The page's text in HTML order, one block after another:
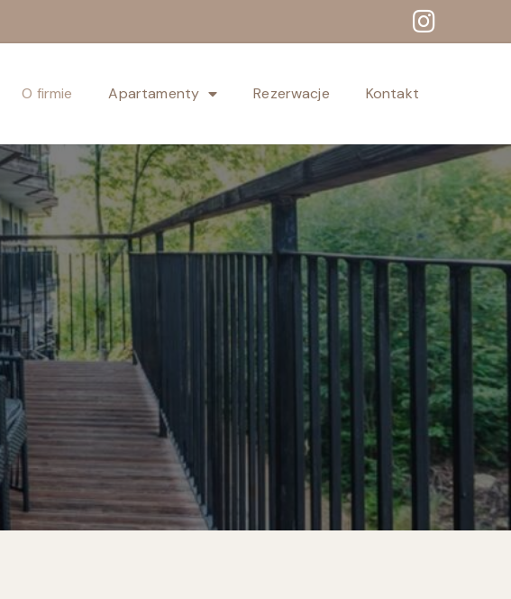
O firmie Apartamenty Rezerwacje Kontakt